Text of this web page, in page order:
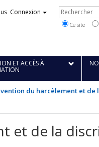
Connexion
Ce site
ET ACCÈS À
du harcèlement et de
et de la